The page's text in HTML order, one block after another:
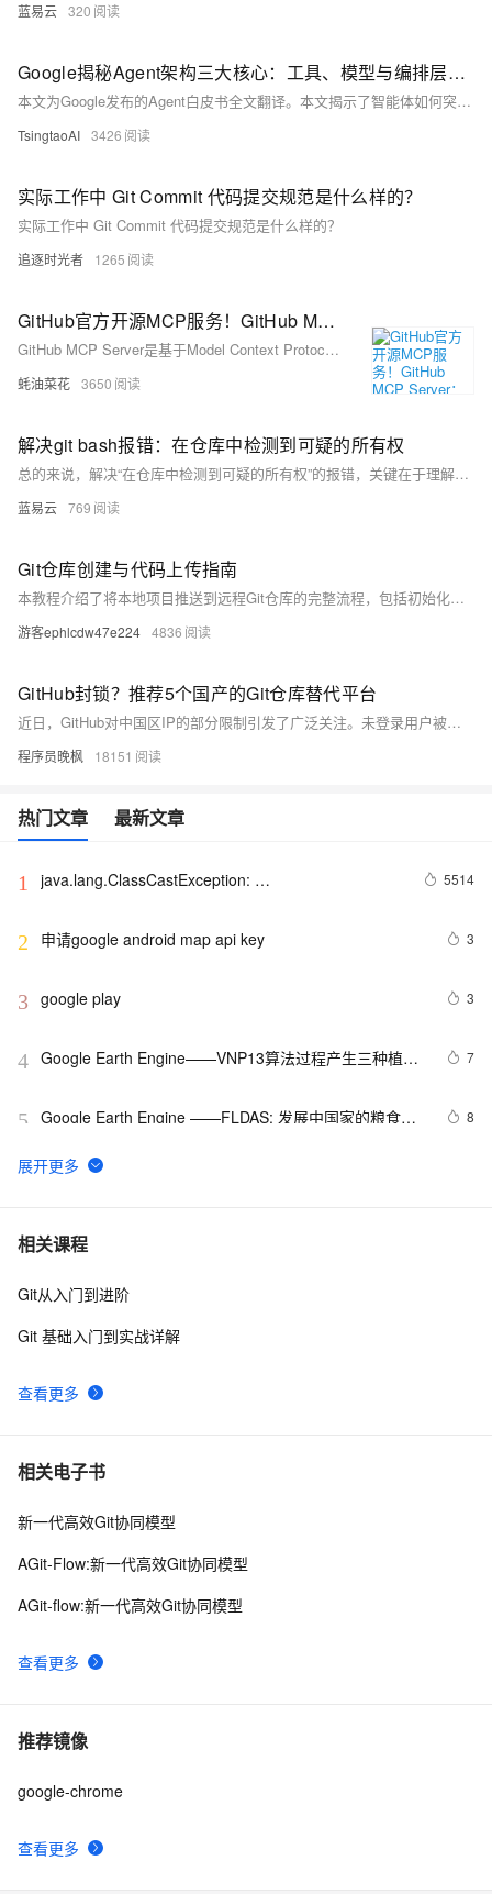
蓝易云 320
Google揭秘Agent架构三大核心：工具、模型与编排层实战指南
本文为Google发布的Agent白皮书全文翻译。本文揭示了智能体如何突破传统AI边界，通过模型、工具与编排层的三位一体架构，实现自主推理与现实交互。它不仅详解了ReAct、思维树等认知框架的运作逻辑，更通过航班预订、旅行规划等案例，展示了智能体如何调用Extensions、Functions和Data Stores，将抽象指令转化为真实世界操作。文中提出的“智能体链式组合”概念，预示了未来多智能体协作解决复杂问题的革命性潜力——这不仅是技术升级，更是AI赋能产业的范式颠覆。
TsingtaoAI 3426
实际工作中 Git Commit 代码提交规范是什么样的？
实际工作中 Git Commit 代码提交规范是什么样的？
追逐时光者 1265
GitHub官方开源MCP服务！GitHub MCP Server：无缝集成GitHub API，实现Git流程完全自动化
GitHub MCP Server是基于Model Context Protocol的服务器工具，提供与GitHub API的无缝集成，支持自动化处理问题、Pull Request和仓库管理等功能。
蚝油菜花 3650
解决git bash报错：在仓库中检测到可疑的所有权
总的来说，解决“在仓库中检测到可疑的所有权”的报错，关键在于理解和调整文件或目录的所有权。只要我们正确地设置了文件或目录的所有权，那么我们就可以避免这种问题，让Git Bash正常工作。
蓝易云 769
Git仓库创建与代码上传指南
本教程介绍了将本地项目推送到远程Git仓库的完整流程，包括初始化本地仓库、添加和提交文件、创建远程仓库、关联远程地址及推送代码。同时，还提供了`.gitignore`配置、分支管理等可选步骤，并针对常见问题（如认证失败、分支不匹配、大文件处理及推送冲突）给出了解决方案。适合初学者快速上手Git版本控制。
游客ephlcdw47e224 4836
GitHub封锁？推荐5个国产的Git仓库替代平台
近日，GitHub对中国区IP的部分限制引发了广泛关注。未登录用户被拒，已登录用户功能受限，南北网络环境差异更显“内卷”。为应对这一挑战，本文推荐了多个国产Git平台：Gitee（码云）、GitCode（CSDN旗下）、CODING（腾讯系）、CodeUP（阿里云支持）及微信代码管理工具。这些平台功能全面、稳定性强，是开发者迁移项目的理想选择。通过同步代码、配置CI/CD流水线等简单步骤，可确保项目平稳过渡。此次事件提醒我们，掌握核心技能与支持国产平台同样重要！
程序员晚枫 18151
热门文章 最新文章
1
java.lang.ClassCastException:
cast to xxxxxx
5514
2 申请google android map api key 3
3 google play 3
4 Google Earth Engine——VNP13算法过程产生三种植被
被指数（EVI），以及（3）增强植被指数-2（EVI2）。
7
5 Google Earth Engine ——FLDAS: 发展中国家的粮食安
8
6 Google 历年笔试面试30题
7 [CTO札记]Google数字图书馆对中国版权的威胁
8 Google Earth Engine——NCEP/NCAR再分析项目是美
家大气研究中心（NCAR）全球气温数据集
Bundle 上传格式问题（一）
（NDVI）和增强植被指数EVI
相关课程
查看更多
Git从入门到进阶
Git 基础入门到实战详解
相关电子书
查看更多
新一代高效Git协同模型
AGit-Flow:新一代高效Git协同模型
AGit-flow:新一代高效Git协同模型
推荐镜像
查看更多
google-chrome